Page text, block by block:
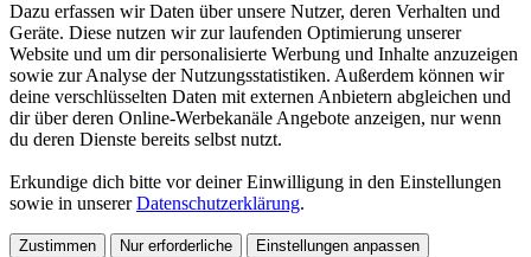
Dazu erfassen wir Daten über unsere Nutzer, deren Verhalten und
Geräte. Diese nutzen wir zur laufenden Optimierung unserer
Website und um dir personalisierte Werbung und Inhalte anzuzeigen
sowie zur Analyse der Nutzungsstatistiken. Außerdem können wir
deine verschlüsselten Daten mit externen Anbietern abgleichen und
dir über deren Online-Werbekanäle Angebote anzeigen, nur wenn
du deren Dienste bereits selbst nutzt.
Erkundige dich bitte vor deiner Einwilligung in den Einstellungen
sowie in unsererDatenschutzerklärung.
Zustimmen Nur erforderliche Einstellungen anpassen